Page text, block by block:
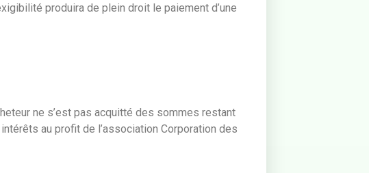
produira de plein droit le paiement d’une
ne s’est pas acquitté des sommes restant
au profit de l’association Corporation des